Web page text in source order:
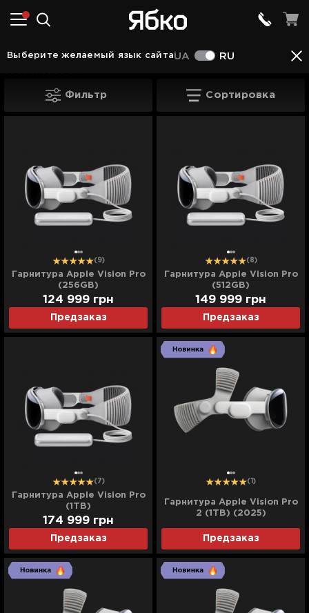
Выберите желаемый язык сайтаUA RU
Гаджеты от Apple Apple Vision Pro
Apple Vision Pro
Фильтр Сортировка
(9)
Гарнитура Apple Vision Pro
(256GB)
Предзаказ
124 999 грн
(8)
Гарнитура Apple Vision Pro
(512GB)
Предзаказ
149 999 грн
(7)
Гарнитура Apple Vision Pro
(1TB)
Предзаказ
174 999 грн
(1)
Гарнитура Apple Vision Pro
2 (1TB) (2025)
Предзаказ